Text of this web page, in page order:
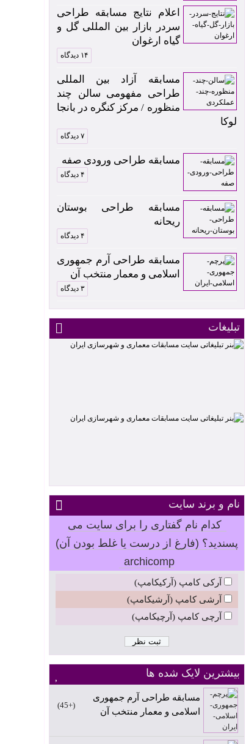
اعلام نتایج مسابقه طراحی
سردر بازار بین المللی گل و
گیاه ارغوان
۱۴ دیدگاه
مسابقه آزاد بین المللی
طراحی مفهومی سالن چند
منظوره / مرکز کنگره در بانجا
لوکا
۷ دیدگاه
مسابقه طراحی ورودی صفه
۴ دیدگاه
مسابقه طراحی بوستان
ریحانه
۴ دیدگاه
مسابقه طراحی آرم جمهوری
اسلامی و معمار منتخب آن
۳ دیدگاه
تبلیغات
نام و برند سایت
کدام نام گفتاری را برای سایت می
پسندید؟ (فارغ از درست یا غلط بودن آن)
archicomp
آرکی کامپ (آرکیکامپ)
آرشی کامپ (آرشیکامپ)
آرچی کامپ (آرچیکامپ)
بیشترین لایک شده ها
مسابقه طراحی آرم جمهوری
اسلامی و معمار منتخب آن
+45